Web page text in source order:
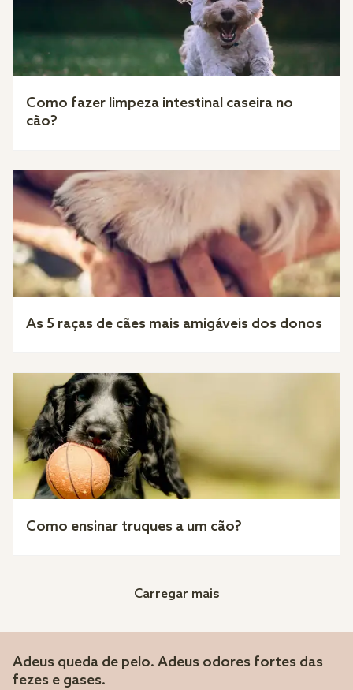
Como fazer limpeza intestinal caseira no
cão?
As 5 raças de cães mais amigáveis dos donos
Como ensinar truques a um cão?
Carregar mais
Adeus queda de pelo. Adeus odores fortes das
fezes e gases.